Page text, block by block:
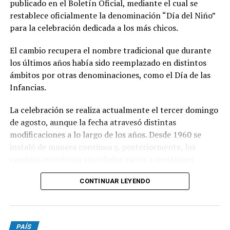
La Fuerza Aérea había señalado en un flyer que difundió
a través de su cuenta oficial de Instagram: “Si te gustan
los aviones, no te los podés perder. Prepará la cámara
del celular y todas las ganas de escuchar…Rugir los
motores”.
En tanto, varias aeronaves sobrevolaron cielos porteños
para conmemorar el día de la Fuerza Aérea Argentina y
hubo un desfile terrestre que protagonizaron los
hombres y mujeres que integran la institución.
Carlos Alberto Presti, y de la misma participó el jefe de
la Fuerza, brigadier general Gustavo Javier Valverde.
publicado en el Boletín Oficial, mediante el cual se
restablece oficialmente la denominación “Día del Niño”
para la celebración dedicada a los más chicos.
El cambio recupera el nombre tradicional que durante
los últimos años había sido reemplazado en distintos
ámbitos por otras denominaciones, como el Día de las
Infancias.
La celebración se realiza actualmente el tercer domingo
de agosto, aunque la fecha atravesó distintas
modificaciones a lo largo de los años. Desde 1960 se
instaló de manera continua y, posteriormente, los
sociales como a pedidos del sector comercial,
particularmente de la Cámara del Juguete, que buscaba
CONTINUAR LEYENDO
PAÍS